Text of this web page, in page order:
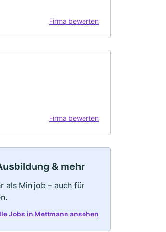
Firma bewerten
Firma bewerten
& mehr
als Minijob – auch für
Jobs in Mettmann ansehen